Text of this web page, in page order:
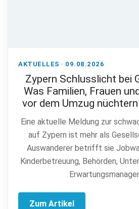
AKTUELLES · 09.08.2026
Zypern Schlusslicht bei
Was Familien, Frauen
vor dem Umzug
Eine aktuelle Meldung zur
auf Zypern ist mehr als
Auswanderer betrifft sie
Kinderbetreuung, Behörden,
Zum Artikel